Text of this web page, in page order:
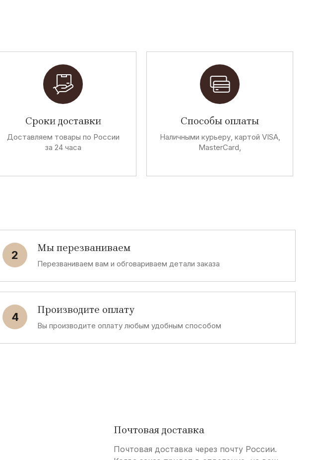
Сроки доставки
Доставляем товары по России
за 24 часа
Способы оплаты
Наличными курьеру, картой VISA,
MasterCard,
2
Мы перезваниваем
Перезваниваем вам и обговариваем детали заказа
4
Производите оплату
Вы производите оплату любым удобным способом
Почтовая доставка
Почтовая доставка через почту России.